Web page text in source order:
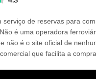
serviço de reservas para
é uma operadora
não é o site oficial de
que facilita a